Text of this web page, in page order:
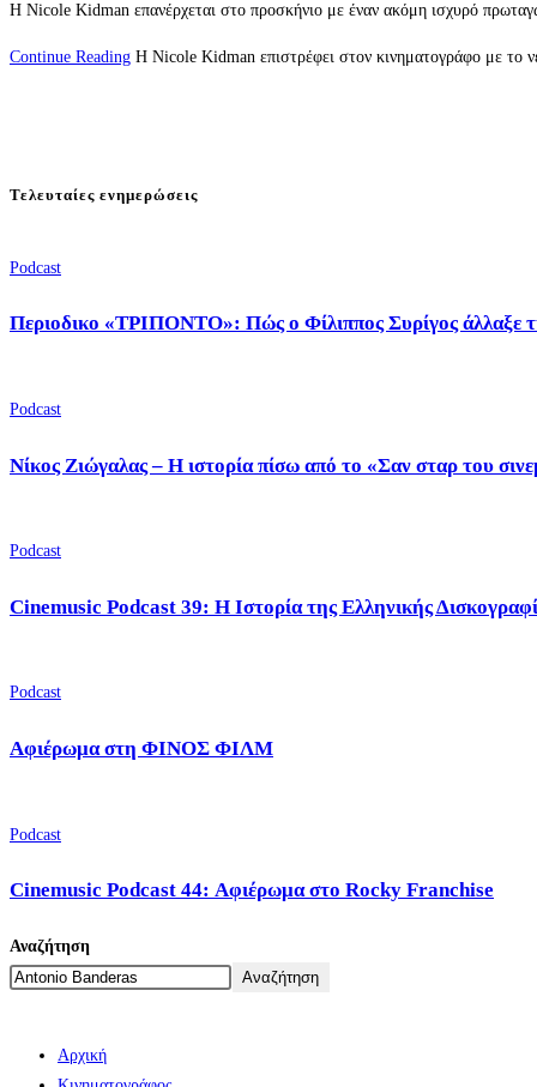
Η Nicole Kidman επανέρχεται στο προσκήνιο με έναν ακόμη ισχυρό
Continue Reading Η Nicole Kidman επιστρέφει στον κινηματογράφο με το
Τελευταίες ενημερώσεις
Podcast
Περιοδικο «ΤΡΙΠΟΝΤΟ»: Πώς ο Φίλιππος Συρίγος άλλαξε
Podcast
Νίκος Ζιώγαλας – Η ιστορία πίσω από το «Σαν σταρ του
Podcast
Cinemusic Podcast 39: Η Ιστορία της Ελληνικής
Podcast
Αφιέρωμα στη ΦΙΝΟΣ ΦΙΛΜ
Podcast
Cinemusic Podcast 44: Αφιέρωμα στο Rocky Franchise
Αναζήτηση
Αναζήτηση
Αρχική